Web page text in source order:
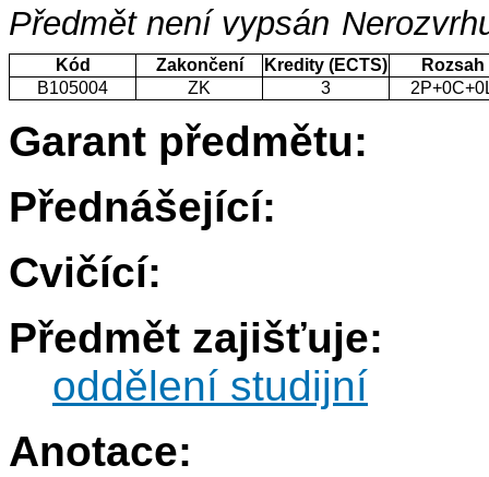
Předmět není vypsán
Kód Zakončení Kredity (ECTS)
Rozsah
B105004
ZK 3
Garant předmětu:
Přednášející:
Cvičící:
Předmět zajišťuje:
oddělení studijní
Anotace: